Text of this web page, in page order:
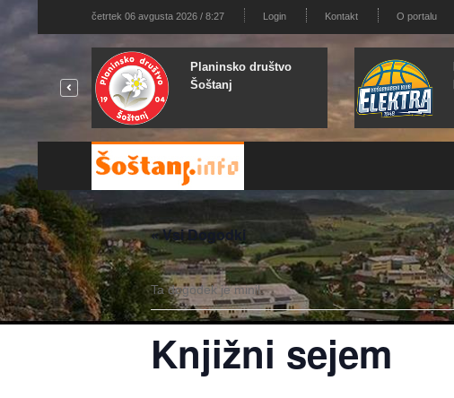
četrtek 06 avgusta 2026 / 8:27 Login Kontakt O portalu
Planinsko društvo
Šoštanj
« Vsi Dogodki
Ta dogodek je minil.
Knjižni sejem